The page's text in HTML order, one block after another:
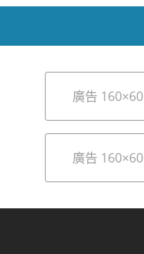
廣告 160×60
廣告 160×60